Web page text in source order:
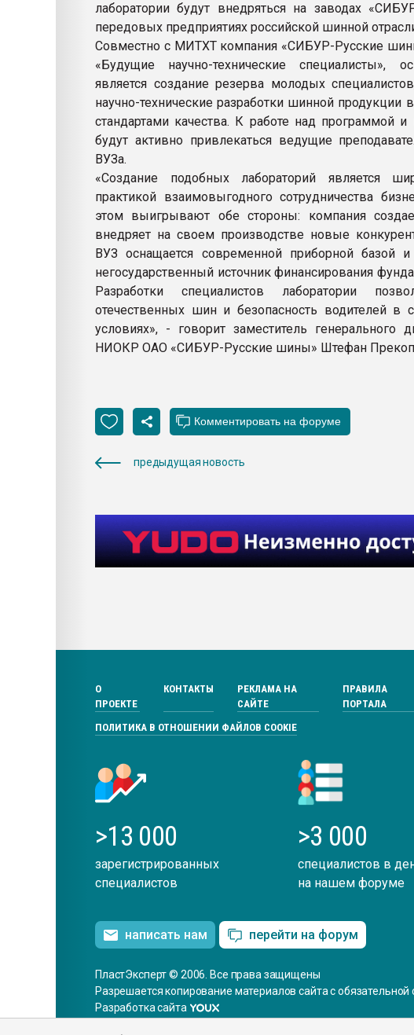
лаборатории будут внедряться на заводах
передовых предприятиях российской шинной
Совместно с МИТХТ компания «СИБУР-Русские
«Будущие научно-технические специалисты»,
является создание резерва молодых
научно-технические разработки шинной продукции
стандартами качества. К работе над программой
будут активно привлекаться ведущие
ВУЗа.
«Создание подобных лабораторий является
практикой взаимовыгодного сотрудничества
этом выигрывают обе стороны: компания
внедряет на своем производстве новые
ВУЗ оснащается современной приборной базой и
негосударственный источник финансирования
Разработки специалистов лаборатории
отечественных шин и безопасность водителей
условиях», - говорит заместитель генерального
НИОКР ОАО «СИБУР-Русские шины» Штефан
предыдущая новость
О
ПРОЕКТЕ
КОНТАКТЫ
РЕКЛАМА НА
САЙТЕ
ПРАВИЛА
ПОРТАЛА
ПОЛИТИКА В ОТНОШЕНИИ ФАЙЛОВ COOKIE
>13 000
зарегистрированных
специалистов
>3 000
специалистов в
на нашем форуме
написать нам перейти на форум
ПластЭксперт © 2006. Все права защищены
Разрешается копирование материалов сайта с
Разработка сайта